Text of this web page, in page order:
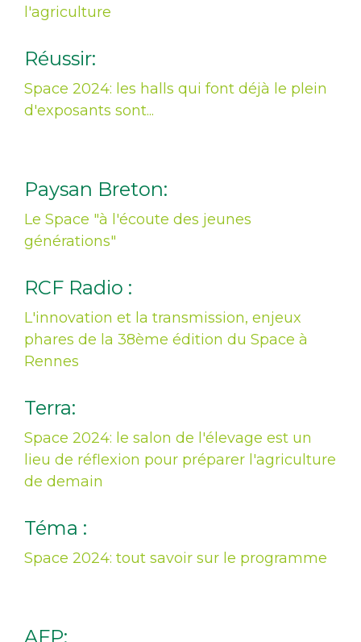
l'agriculture
Réussir:
Space 2024: les halls qui font déjà le plein
d'exposants sont...
Paysan Breton:
Le Space "à l'écoute des jeunes
générations"
RCF Radio :
L'innovation et la transmission, enjeux
phares de la 38ème édition du Space à
Rennes
Terra:
Space 2024: le salon de l'élevage est un
lieu de réflexion pour préparer l'agriculture
de demain
Téma :
Space 2024: tout savoir sur le programme
AFP: